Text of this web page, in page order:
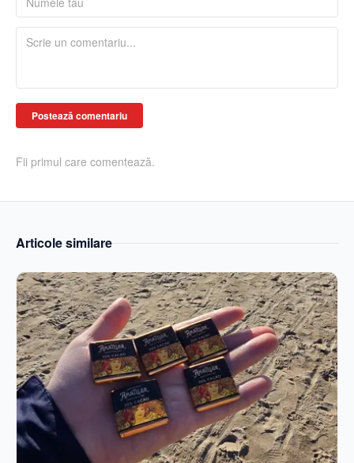
Postează comentariu
Fii primul care comentează.
Articole similare